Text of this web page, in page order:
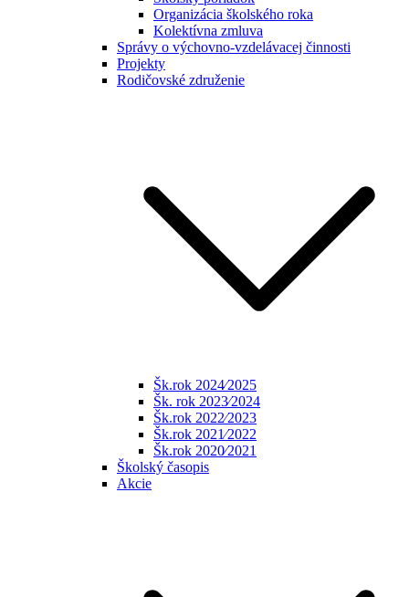
Organizácia školského roka
Kolektívna zmluva
Správy o výchovno-vzdelávacej činnosti
Projekty
Rodičovské združenie
Šk.rok 2024⁄2025
Šk. rok 2023⁄2024
Šk.rok 2022⁄2023
Šk.rok 2021⁄2022
Šk.rok 2020⁄2021
Školský časopis
Akcie